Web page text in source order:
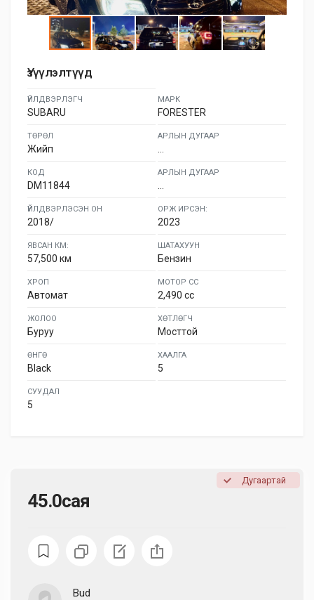
45.0сая
Дугаартай
Bud
Үзүүлэлтүүд
ҮЙЛДВЭРЛЭГЧ
SUBARU
МАРК
FORESTER
ТӨРӨЛ
Жийп
АРЛЫН ДУГААР
КОД
DM11844
АРЛЫН ДУГААР
ҮЙЛДВЭРЛЭСЭН ОН
2018/
ОРЖ ИРСЭН:
2023
ЯВСАН КМ:
57,500 км
ШАТАХУУН
Бензин
ХРОП
Автомат
МОТОР СС
2,490 cc
ЖОЛОО
Буруу
ХӨТЛӨГЧ
Мосттой
ӨНГӨ
Black
ХААЛГА
5
СУУДАЛ
5